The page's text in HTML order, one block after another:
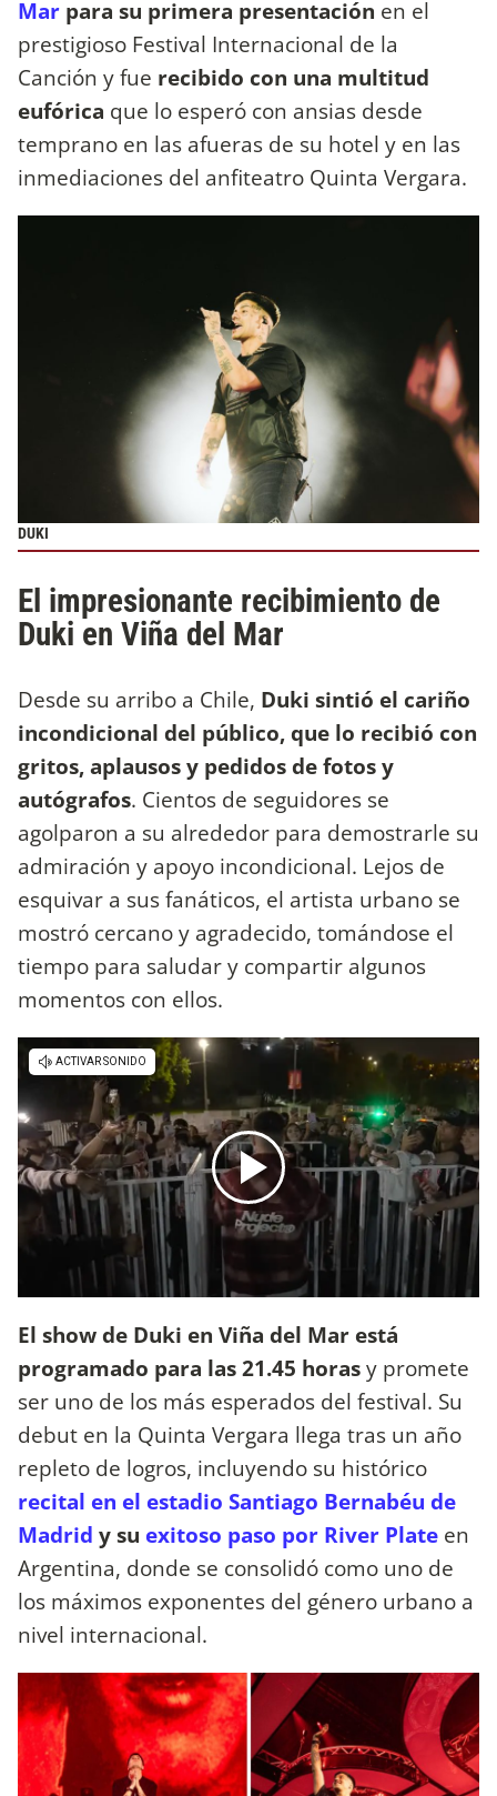
Mar para su primera presentación en el
prestigioso Festival Internacional de la
Canción y fue recibido con una multitud
eufórica que lo esperó con ansias desde
temprano en las afueras de su hotel y en las
inmediaciones del anfiteatro Quinta Vergara.
DUKI
El impresionante recibimiento de
Duki en Viña del Mar
Desde su arribo a Chile, Duki sintió el cariño
incondicional del público, que lo recibió con
gritos, aplausos y pedidos de fotos y
autógrafos. Cientos de seguidores se
agolparon a su alrededor para demostrarle su
admiración y apoyo incondicional. Lejos de
esquivar a sus fanáticos, el artista urbano se
mostró cercano y agradecido, tomándose el
tiempo para saludar y compartir algunos
momentos con ellos.
El show de Duki en Viña del Mar está
programado para las 21.45 horasy promete
ser uno de los más esperados del festival. Su
debut en la Quinta Vergara llega tras un año
repleto de logros, incluyendo su histórico
recital en el estadio Santiago Bernabéu de
Madrid y su exitoso paso por River Plate en
Argentina, donde se consolidó como uno de
los máximos exponentes del género urbano a
nivel internacional.